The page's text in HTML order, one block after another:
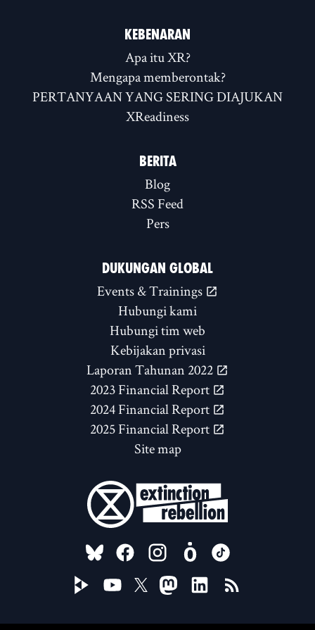
KEBENARAN
Apa itu XR?
Mengapa memberontak?
PERTANYAAN YANG SERING DIAJUKAN
XReadiness
BERITA
Blog
RSS Feed
Pers
DUKUNGAN GLOBAL
Events & Trainings
Hubungi kami
Hubungi tim web
Kebijakan privasi
Laporan Tahunan 2022
2023 Financial Report
2024 Financial Report
2025 Financial Report
Site map
FOLLOW US ON